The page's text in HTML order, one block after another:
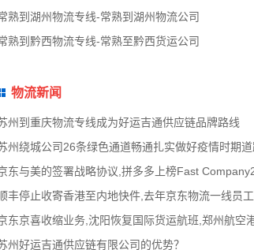
熟到湖州物流专线-常熟到湖州物流公司
熟到黔西物流专线-常熟至黔西货运公司
物流新闻
州到重庆物流专线成为好运吉通供应链品牌路线
州绕城公司26条绿色通道畅通扎实做好疫情时期
东与美的签署战略协议,拼多多上榜Fast
丰停止收寄香港至内地快件,去年京东物流一线员
东京喜收缩业务,沈阳恢复国际货运航班,郑州航空
州好运吉通供应链有限公司的优势？